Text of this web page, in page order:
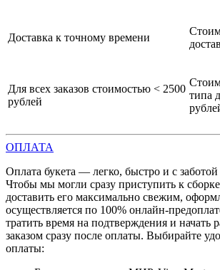
Доставка к точному времени
Для всех заказов стоимостью < 2500
рублей
типа
ОПЛАТА
Оплата букета — легко, быстро и с
Чтобы мы могли сразу приступить к сборке
доставить его максимально свежим,
осуществляется по 100% онлайн-
тратить время на подтверждения и начать
заказом сразу после оплаты. Выбирайте
оплаты: